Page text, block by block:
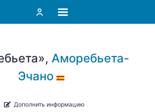
Аморебьета-
Эчано
Дополнить информацию